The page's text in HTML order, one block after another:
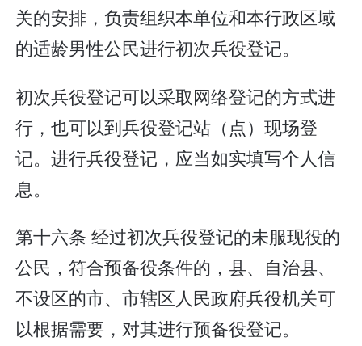
关的安排，负责组织本单位和本行政区域
的适龄男性公民进行初次兵役登记。
初次兵役登记可以采取网络登记的方式进
行，也可以到兵役登记站（点）现场登
记。进行兵役登记，应当如实填写个人信
息。
第十六条 经过初次兵役登记的未服现役的
公民，符合预备役条件的，县、自治县、
不设区的市、市辖区人民政府兵役机关可
以根据需要，对其进行预备役登记。